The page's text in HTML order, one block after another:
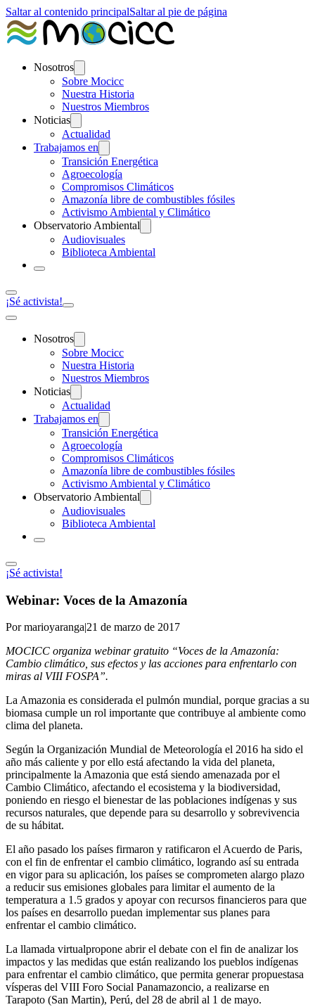
Saltar al contenido principalSaltar al pie de página
Nosotros
Sobre Mocicc
Nuestra Historia
Nuestros Miembros
Noticias
Actualidad
Trabajamos en
Transición Energética
Agroecología
Compromisos Climáticos
Amazonía libre de combustibles fósiles
Activismo Ambiental y Climático
Observatorio Ambiental
Audiovisuales
Biblioteca Ambiental
¡Sé activista!
Nosotros
Sobre Mocicc
Nuestra Historia
Nuestros Miembros
Noticias
Actualidad
Trabajamos en
Transición Energética
Agroecología
Compromisos Climáticos
Amazonía libre de combustibles fósiles
Activismo Ambiental y Climático
Observatorio Ambiental
Audiovisuales
Biblioteca Ambiental
¡Sé activista!
Webinar: Voces de la Amazonía
Por marioyaranga|21 de marzo de 2017
MOCICC organiza webinar gratuito “Voces de la Amazonía:
Cambio climático, sus efectos y las acciones para enfrentarlo con
miras al VIII FOSPA”.
La Amazonia es considerada el pulmón mundial, porque gracias a su
biomasa cumple un rol importante que contribuye al ambiente como
clima del planeta.
Según la Organización Mundial de Meteorología el 2016 ha sido el
año más caliente y por ello está afectando la vida del planeta,
principalmente la Amazonia que está siendo amenazada por el
Cambio Climático, afectando el ecosistema y la biodiversidad,
poniendo en riesgo el bienestar de las poblaciones indígenas y sus
recursos naturales, que depende para su desarrollo y sobrevivencia
de su hábitat.
El año pasado los países firmaron y ratificaron el Acuerdo de Paris,
con el fin de enfrentar el cambio climático, logrando así su entrada
en vigor para su aplicación, los países se comprometen alargo plazo
a reducir sus emisiones globales para limitar el aumento de la
temperatura a 1.5 grados y apoyar con recursos financieros para que
los países en desarrollo puedan implementar sus planes para
enfrentar el cambio climático.
La llamada virtualpropone abrir el debate con el fin de analizar los
impactos y las medidas que están realizando los pueblos indígenas
para enfrentar el cambio climático, que permita generar propuestasa
vísperas del VIII Foro Social Panamazoncio, a realizarse en
Tarapoto (San Martin), Perú, del 28 de abril al 1 de mayo.